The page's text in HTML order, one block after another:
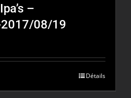
–
08/19
Détails